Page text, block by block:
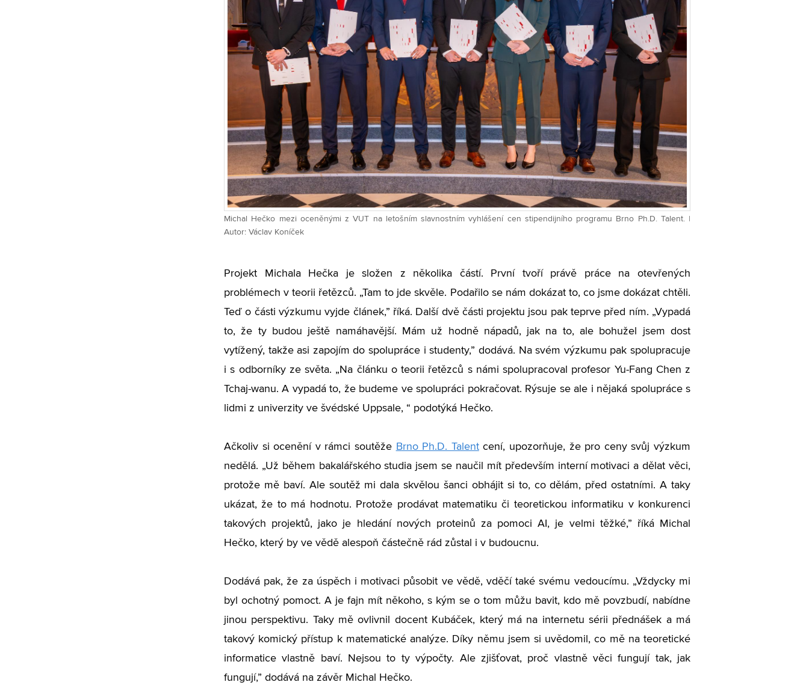
Michal Hečko mezi oceněnými z VUT na letošním slavnostním vyhlášení cen stipendijního programu Brno Ph.D. Talent. |
Autor: Václav Koníček
Projekt Michala Hečka je složen z několika částí. První tvoří právě práce na otevřených
problémech v teorii řetězců. „Tam to jde skvěle. Podařilo se nám dokázat to, co jsme dokázat chtěli.
Teď o části výzkumu vyjde článek,” říká. Další dvě části projektu jsou pak teprve před ním. „Vypadá
to, že ty budou ještě namáhavější. Mám už hodně nápadů, jak na to, ale bohužel jsem dost
vytížený, takže asi zapojím do spolupráce i studenty,” dodává. Na svém výzkumu pak spolupracuje
i s odborníky ze světa. „Na článku o teorii řetězců s námi spolupracoval profesor Yu-Fang Chen z
Tchaj-wanu. A vypadá to, že budeme ve spolupráci pokračovat. Rýsuje se ale i nějaká spolupráce s
lidmi z univerzity ve švédské Uppsale, “ podotýká Hečko.
Ačkoliv si ocenění v rámci soutěže Brno Ph.D. Talentcení, upozorňuje, že pro ceny svůj výzkum
nedělá. „Už během bakalářského studia jsem se naučil mít především interní motivaci a dělat věci,
protože mě baví. Ale soutěž mi dala skvělou šanci obhájit si to, co dělám, před ostatními. A taky
ukázat, že to má hodnotu. Protože prodávat matematiku či teoretickou informatiku v konkurenci
takových projektů, jako je hledání nových proteinů za pomoci AI, je velmi těžké,” říká Michal
Hečko, který by ve vědě alespoň částečně rád zůstal i v budoucnu.
Dodává pak, že za úspěch i motivaci působit ve vědě, vděčí také svému vedoucímu. „Vždycky mi
byl ochotný pomoct. A je fajn mít někoho, s kým se o tom můžu bavit, kdo mě povzbudí, nabídne
jinou perspektivu. Taky mě ovlivnil docent Kubáček, který má na internetu sérii přednášek a má
takový komický přístup k matematické analýze. Díky němu jsem si uvědomil, co mě na teoretické
informatice vlastně baví. Nejsou to ty výpočty. Ale zjišťovat, proč vlastně věci fungují tak, jak
fungují,” dodává na závěr Michal Hečko.